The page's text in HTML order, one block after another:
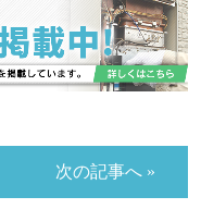
次の記事へ »